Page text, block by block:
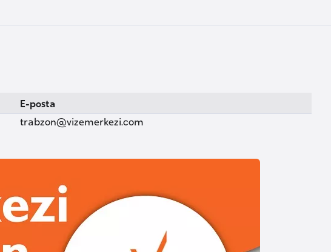
E-posta
trabzon@vizemerkezi.com